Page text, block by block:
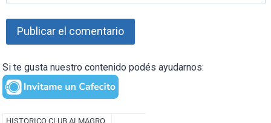
Si te gusta nuestro contenido podés ayudarnos: